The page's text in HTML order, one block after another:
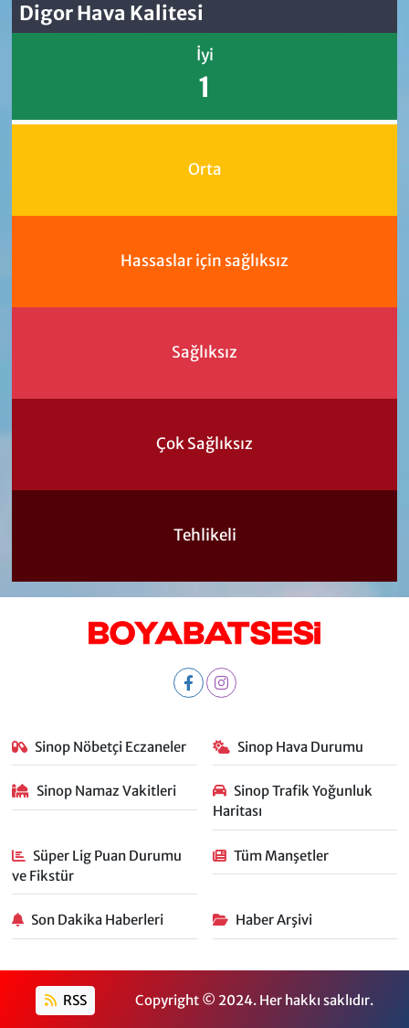
Digor Hava Kalitesi
İyi
1
Orta
Hassaslar için sağlıksız
Sağlıksız
Çok Sağlıksız
Tehlikeli
Sinop Nöbetçi Eczaneler Sinop Hava Durumu
Sinop Namaz Vakitleri
Sinop Trafik Yoğunluk
Haritası
Süper Lig Puan Durumu
ve Fikstür
Tüm Manşetler
Son Dakika Haberleri Haber Arşivi
RSS Copyright © 2024. Her hakkı saklıdır.